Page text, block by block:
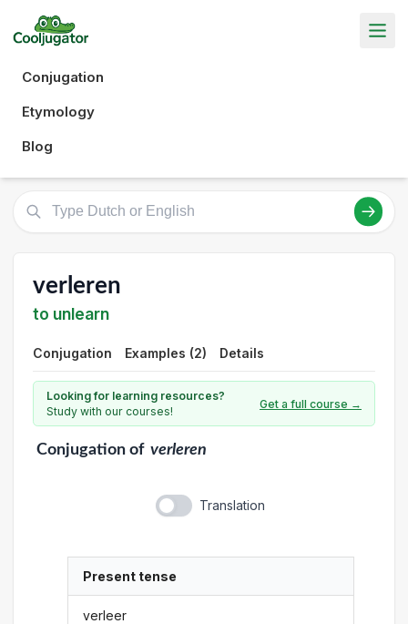
Conjugation
Etymology
Blog
verleren
to unlearn
Conjugation Examples (2) Details
Looking for learning resources?
Study with our courses!
Get a full course →
Conjugationof verleren
Translation
Present tense
verleer